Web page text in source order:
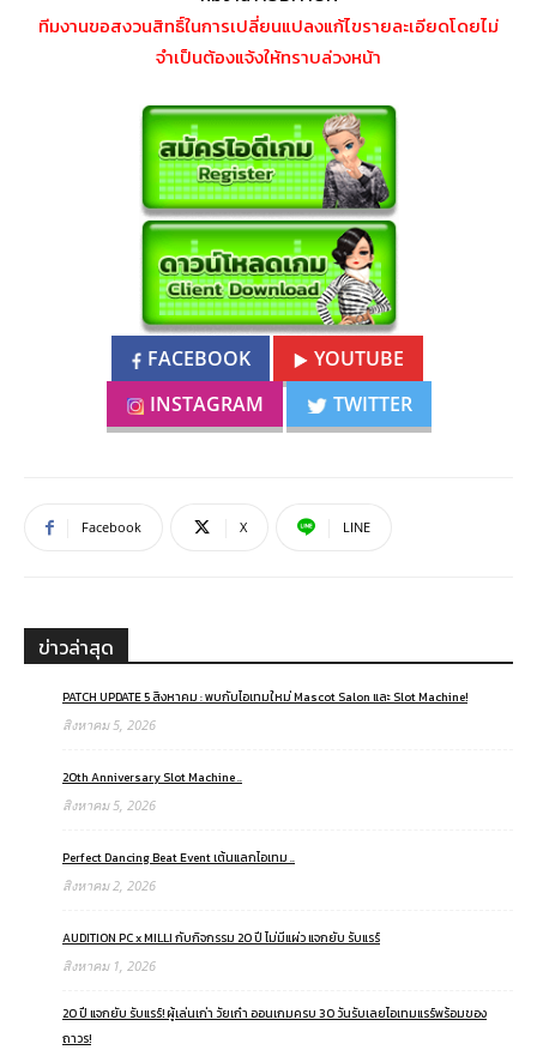
ทีมงานขอสงวนสิทธิ์ในการเปลี่ยนแปลงแก้ไขรายละเอียดโดยไม่
จำเป็นต้องแจ้งให้ทราบล่วงหน้า
FACEBOOK
YOUTUBE
INSTAGRAM
TWITTER
Facebook X LINE
ข่าวล่าสุด
PATCH UPDATE 5 สิงหาคม : พบกับไอเทมใหม่ Mascot Salon และ Slot Machine!
สิงหาคม 5, 2026
20th Anniversary Slot Machine ..
สิงหาคม 5, 2026
Perfect Dancing Beat Event เต้นแลกไอเทม ..
สิงหาคม 2, 2026
AUDITION PC x MILLI กับกิจกรรม 20 ปี ไม่มีแผ่ว แจกยับ รับแรร์
สิงหาคม 1, 2026
20 ปี แจกยับ รับแรร์! ผู้เล่นเก่า วัยเก๋า ออนเกมครบ 30 วันรับเลยไอเทมแรร์พร้อมของ
ถาวร!